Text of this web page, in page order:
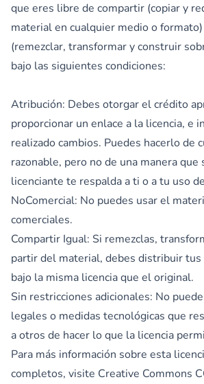
que eres libre de compartir (copiar y
material en cualquier medio o
(remezclar, transformar y construir
bajo las siguientes condiciones:
Atribución: Debes otorgar el crédito
proporcionar un enlace a la licencia, e
realizado cambios. Puedes hacerlo de
razonable, pero no de una manera que
licenciante te respalda a ti o a tu uso
NoComercial: No puedes usar el
comerciales.
Compartir Igual: Si remezclas,
partir del material, debes distribuir tus
bajo la misma licencia que el original.
Sin restricciones adicionales: No
legales o medidas tecnológicas que
a otros de hacer lo que la licencia
Para más información sobre esta
completos, visite Creative Commons